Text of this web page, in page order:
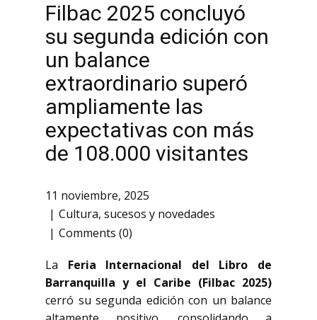
Filbac 2025 concluyó
su segunda edición con
un balance
extraordinario superó
ampliamente las
expectativas con más
de 108.000 visitantes
11 noviembre, 2025
Cultura, sucesos y novedades
Comments (0)
La Feria Internacional del Libro de
Barranquilla y el Caribe (Filbac 2025)
cerró su segunda edición con un balance